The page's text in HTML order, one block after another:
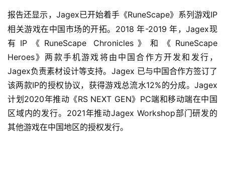
上
海
站
中
文
(
报告还显示， Jagex已开始着手《RuneScape》系列游戏IP
相关游戏在中国市场的开拓。2018 年-2019 年，Jagex现
有IP《RuneScape Chronicles》和《RuneScape
Heroes》两款手机游戏将由中国合作方开发和发行，
Jagex负责素材设计等支持。Jagex 已与中国合作方签订了
该两款IP的授权协议，获得游戏总流水12%的分成。Jagex
计划2020年推动《RS NEXT GEN》PC端和移动端在中国
区域内的发行。2021年推动Jagex Workshop部门研发的
其他游戏在中国地区的授权发行。